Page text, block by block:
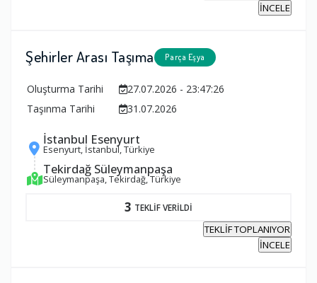
İNCELE
Şehirler Arası Taşıma Parça Eşya
Oluşturma Tarihi
27.07.2026 - 23:47:26
Taşınma Tarihi
31.07.2026
İstanbul Esenyurt
Esenyurt, İstanbul, Türkiye
Tekirdağ Süleymanpaşa
Süleymanpaşa, Tekirdağ, Türkiye
3 TEKLİF VERİLDİ
TEKLİF TOPLANIYOR
İNCELE